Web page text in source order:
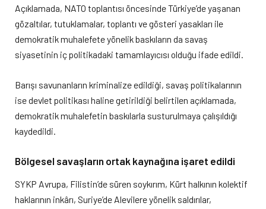
Açıklamada, NATO toplantısı öncesinde Türkiye’de yaşanan
gözaltılar, tutuklamalar, toplantı ve gösteri yasakları ile
demokratik muhalefete yönelik baskıların da savaş
siyasetinin iç politikadaki tamamlayıcısı olduğu ifade edildi.
Barışı savunanların kriminalize edildiği, savaş politikalarının
ise devlet politikası haline getirildiği belirtilen açıklamada,
demokratik muhalefetin baskılarla susturulmaya çalışıldığı
kaydedildi.
Bölgesel savaşların ortak kaynağına işaret edildi
SYKP Avrupa, Filistin’de süren soykırım, Kürt halkının kolektif
haklarının inkârı, Suriye’de Alevilere yönelik saldırılar,